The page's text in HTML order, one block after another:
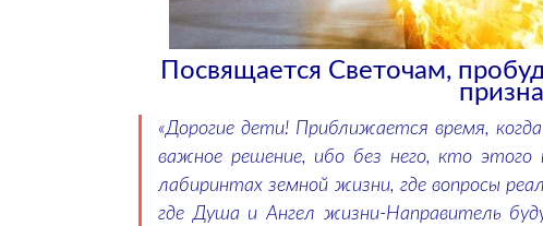
Посвящается Светочам,
«Дорогие дети! Приближается время,
важное решение, ибо без него, кто
лабиринтах земной жизни, где вопросы
где Душа и Ангел жизни-Направитель